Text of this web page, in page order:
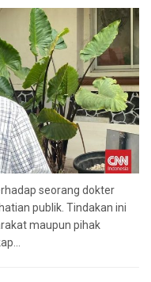
seorang dokter
publik. Tindakan ini
maupun pihak